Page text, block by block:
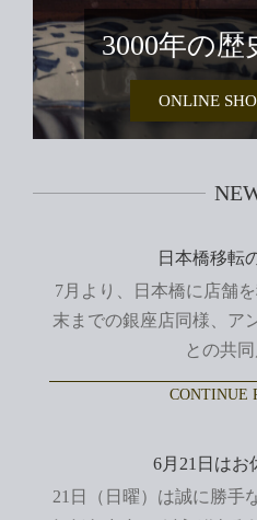
3000年の歴
ONLINE
日本橋移転
7月より、日本橋に店舗
末までの銀座店同様、ア
との共
CONTINUE
6月21日はお
21日（日曜）は誠に勝手